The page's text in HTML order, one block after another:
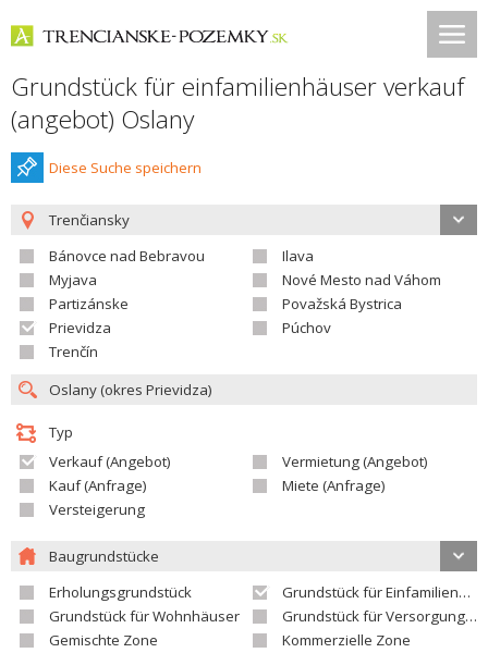
Grundstück für einfamilienhäuser verkauf
(angebot) Oslany
Diese Suche speichern
Trenčiansky
Bánovce nad Bebravou
Ilava
Myjava
Nové Mesto nad Váhom
Partizánske
Považská Bystrica
Prievidza
Púchov
Trenčín
Typ
Verkauf (Angebot)
Vermietung (Angebot)
Kauf (Anfrage)
Miete (Anfrage)
Versteigerung
Baugrundstücke
Erholungsgrundstück
Grundstück für Einfamilienhäuser
Grundstück für Wohnhäuser
Grundstück für Versorgungseinrichtungen
Gemischte Zone
Kommerzielle Zone